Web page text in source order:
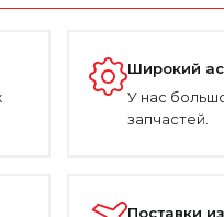
Широкий
У нас
запчастей.
Поставки